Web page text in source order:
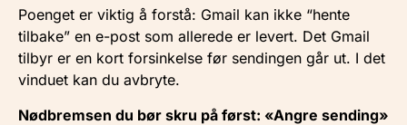
Poenget er viktig å forstå: Gmail kan ikke “hente
tilbake” en e-post som allerede er levert. Det Gmail
tilbyr er en kort forsinkelse før sendingen går ut. I det
vinduet kan du avbryte.
Nødbremsen du bør skru på først: «Angre sending»